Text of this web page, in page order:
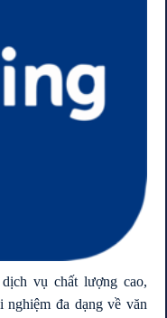
vụ chất lượng cao,
nghiệm đa dạng về văn